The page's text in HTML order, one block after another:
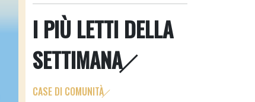
I PIÙ LETTI DELLA
SETTIMANA
CASE DI COMUNITÀ